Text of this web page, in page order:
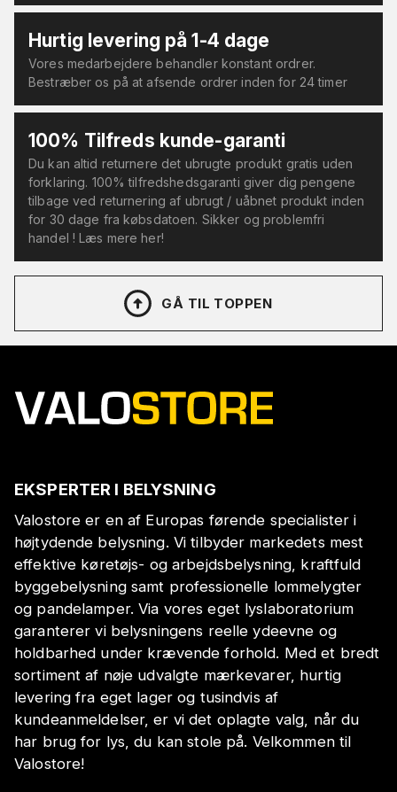
Hurtig levering på 1-4 dage
Vores medarbejdere behandler konstant ordrer.
Bestræber os på at afsende ordrer inden for 24 timer
100% Tilfreds kunde-garanti
Du kan altid returnere det ubrugte produkt gratis uden
forklaring. 100% tilfredshedsgaranti giver dig pengene
tilbage ved returnering af ubrugt / uåbnet produkt inden
for 30 dage fra købsdatoen. Sikker og problemfri
handel ! Læs mere her!
GÅ TIL TOPPEN
EKSPERTER I BELYSNING
Valostore er en af Europas førende specialister i
højtydende belysning. Vi tilbyder markedets mest
effektive køretøjs- og arbejdsbelysning, kraftfuld
byggebelysning samt professionelle lommelygter
og pandelamper. Via vores eget lyslaboratorium
garanterer vi belysningens reelle ydeevne og
holdbarhed under krævende forhold. Med et bredt
sortiment af nøje udvalgte mærkevarer, hurtig
levering fra eget lager og tusindvis af
kundeanmeldelser, er vi det oplagte valg, når du
har brug for lys, du kan stole på. Velkommen til
Valostore!